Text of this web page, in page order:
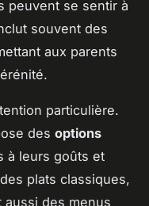
peuvent se sentir à
souvent des
aux parents
particulière.
des options
à leurs goûts et
plats classiques,
des menus